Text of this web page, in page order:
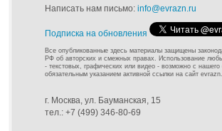
Написать нам письмо: info@evrazn.ru
Подписка на обновления
Все опубликованные здесь материалы защищены
РФ об авторских и смежных правах. Использование
- текстовых, графических или видео - возможно с нашего
обязательным указанием активной ссылки на сайт
г. Москва, ул. Бауманская, 15
тел.: +7 (499) 346-80-69